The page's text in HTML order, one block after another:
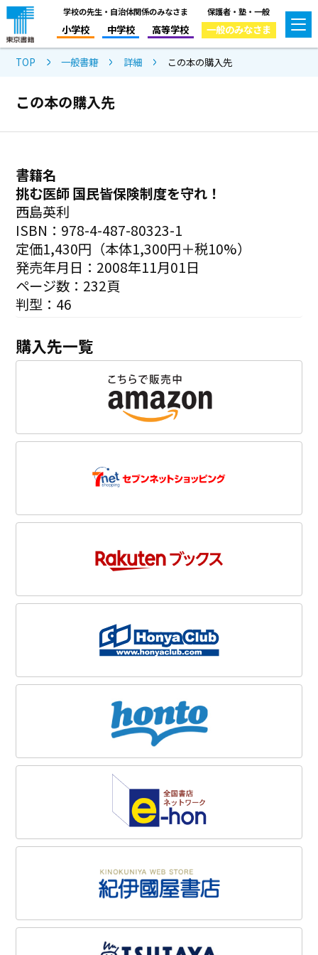
学校の先生・自治体関係のみなさま
小学校 中学校 高等学校
保護者・塾・一般
一般のみなさま
TOP 一般書籍 詳細 この本の購入先
この本の購入先
書籍名
挑む医師 国民皆保険制度を守れ！
西島英利
ISBN：978-4-487-80323-1
定価1,430円（本体1,300円＋税10%）
発売年月日：2008年11月01日
ページ数：232頁
判型：46
購入先一覧